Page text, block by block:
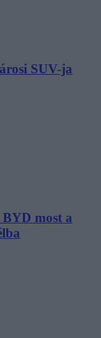
SUV-ja
BYD most a